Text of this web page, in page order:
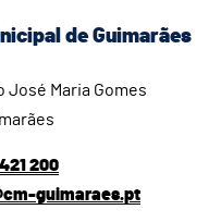
de Guimarães
José Maria Gomes
200
guimaraes.pt